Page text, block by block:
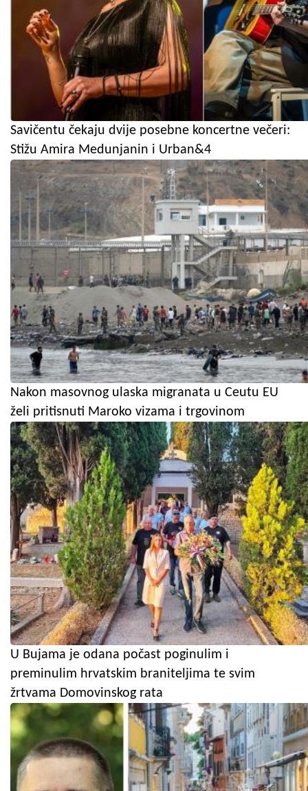
Savičentu čekaju dvije posebne koncertne večeri:
Stižu Amira Medunjanin i Urban&4
Nakon masovnog ulaska migranata u Ceutu EU
želi pritisnuti Maroko vizama i trgovinom
U Bujama je odana počast poginulim i
preminulim hrvatskim braniteljima te svim
žrtvama Domovinskog rata